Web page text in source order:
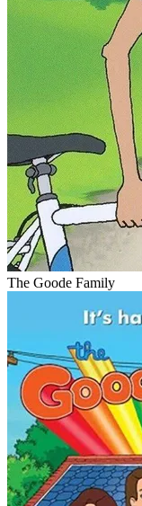
The Goode Family